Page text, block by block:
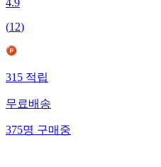
4.9
(12)
315적립
무료배송
375명구매중